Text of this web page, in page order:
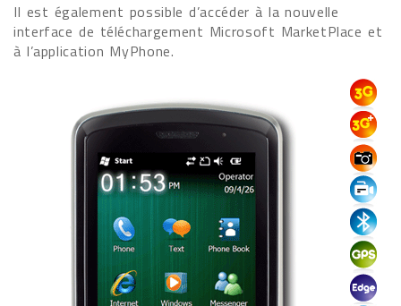
Il est également possible d’accéder à la nouvelle
interface de téléchargement Microsoft MarketPlace et
à l’application MyPhone.